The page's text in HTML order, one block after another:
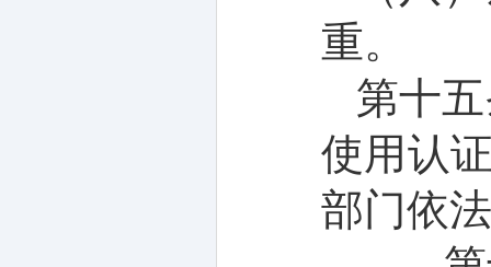
重。
第十五
使用认
部门依